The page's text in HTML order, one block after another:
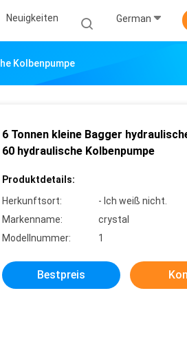
Neuigkeiten German
Kolbenpumpe
6 Tonnen kleine Bagger
60 hydraulische Kolbenpumpe
Produktdetails:
Herkunftsort:
- Ich weiß nicht.
Markenname:
crystal
Modellnummer:
1
Bestpreis